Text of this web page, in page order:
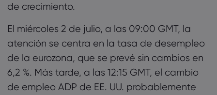
de crecimiento.
El miércoles 2 de julio, a las 09:00 GMT, la
atención se centra en la tasa de desempleo
de la eurozona, que se prevé sin cambios en
6,2 %. Más tarde, a las 12:15 GMT, el cambio
de empleo ADP de EE. UU. probablemente